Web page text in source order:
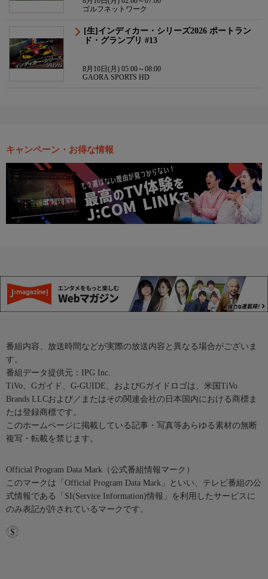
ゴルフネットワーク
[生]インディカー・シリーズ2026 ポートラン
ド・グランプリ #13
8月10日(月) 05:00～08:00
GAORA SPORTS HD
キャンペーン・お得な情報
番組内容、放送時間などが実際の放送内容と異なる場合がございま
す。
番組データ提供元：IPG Inc.
TiVo、Gガイド、G-GUIDE、およびGガイドロゴは、米国TiVo
Brands LLCおよび／またはその関連会社の日本国内における商標ま
たは登録商標です。
このホームページに掲載している記事・写真等あらゆる素材の無断
複写・転載を禁じます。
Official Program Data Mark（公式番組情報マーク）
このマークは「Official Program Data Mark」といい、テレビ番組の公
式情報である「SI(Service Information)情報」を利用したサービスに
のみ表記が許されているマークです。